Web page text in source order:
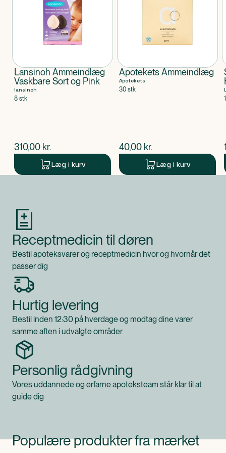
Produktet er CE-mærket medicinsk udstyr.
Lansinoh Ammeindlæg
Vaskbare Sort og Pink
lansinoh
8 stk
$nuværende pris
310,00 kr.
Læg i kurv
Apotekets Ammeindlæg
Apotekets
30 stk
$nuværende pris
40,00 kr.
Læg i kurv
Receptmedicin til døren
Bestil apoteksvarer og receptmedicin hvor og hvornår det
passer dig
Hurtig levering
Bestil inden 12:30 på hverdage og modtag dine varer
samme aften i udvalgte områder
Personlig rådgivning
Vores uddannede og erfarne apoteksteam står klar til at
guide dig
Populære produkter fra mærket